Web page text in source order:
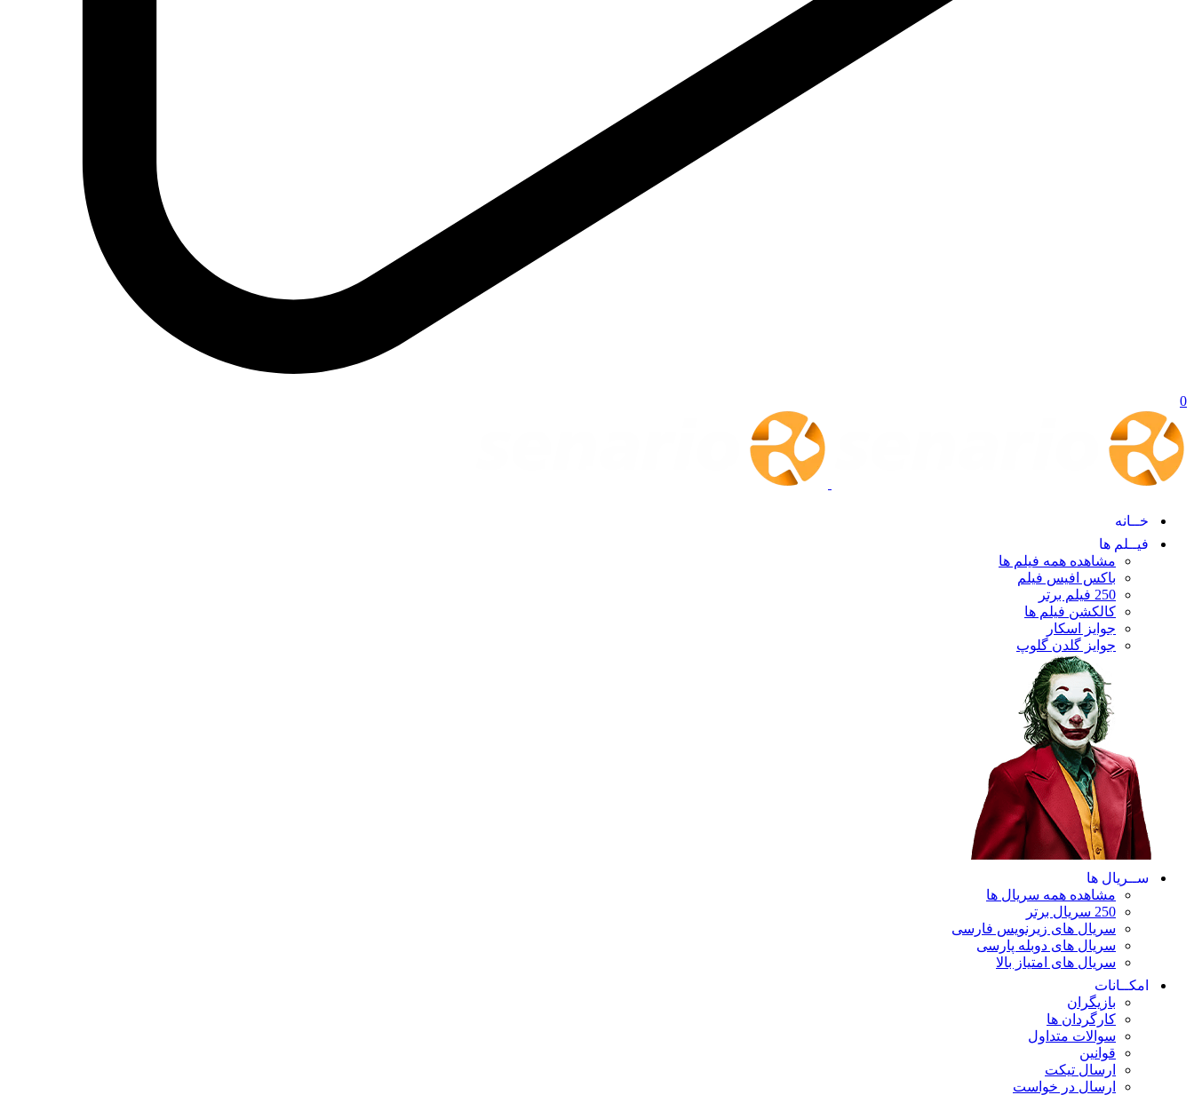
0
خــانه
فیــلم ها
مشاهده همه فیلم ها
باکس افیس فیلم
250 فیلم برتر
کالکشن فیلم ها
جوایز اسکار
جوایز گلدن گلوپ
ســریال ها
مشاهده همه سریال ها
250 سریال برتر
سریال های زیرنویس فارسی
سریال های دوبله پارسی
سریال های امتیاز بالا
امکــانات
بازیگران
کارگردان ها
سوالات متداول
قوانین
ارسال تیکت
ارسال در خواست